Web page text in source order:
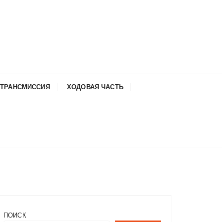
ТРАНСМИССИЯ ХОДОВАЯ ЧАСТЬ
ПОИСК